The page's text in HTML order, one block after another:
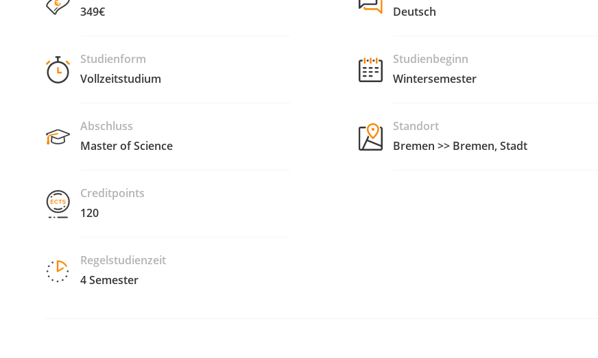
349€
Studienform
Vollzeitstudium
Abschluss
Master of Science
Creditpoints
120
Regelstudienzeit
4 Semester
Deutsch
Studienbeginn
Wintersemester
Standort
Bremen >> Bremen, Stadt